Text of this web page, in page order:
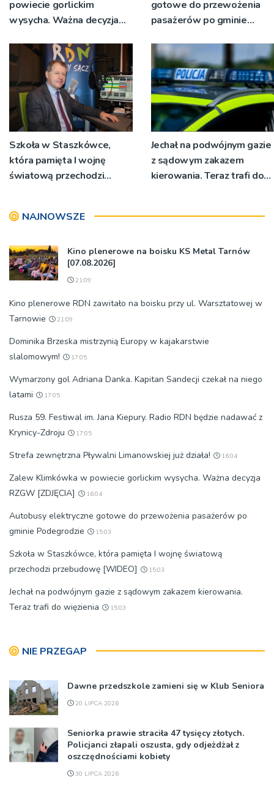
powiecie gorlickim
wysycha. Ważna decyzja
gotowe do przewożenia
pasażerów po gminie
Szkoła w Staszkówce,
która pamięta I wojnę
światową przechodzi
Jechał na podwójnym gazie
z sądowym zakazem
kierowania. Teraz trafi do
NAJNOWSZE
Kino plenerowe na boisku KS Metal Tarnów
[07.08.2026]
21:09
Kino plenerowe RDN zawitało na boisku przy ul. Warsztatowej w
Tarnowie
21:09
Dominika Brzeska mistrzynią Europy w kajakarstwie
slalomowym!
17:05
Wymarzony gol Adriana Danka. Kapitan Sandecji czekał na niego
latami
17:05
Rusza 59. Festiwal im. Jana Kiepury. Radio RDN będzie nadawać z
Krynicy-Zdroju
17:05
Strefa zewnętrzna Pływalni Limanowskiej już działa! 16:04
Zalew Klimkówka w powiecie gorlickim wysycha. Ważna decyzja
RZGW [ZDJĘCIA]
16:04
Autobusy elektryczne gotowe do przewożenia pasażerów po
gminie Podegrodzie
15:03
Szkoła w Staszkówce, która pamięta I wojnę światową
przechodzi przebudowę [WIDEO]
15:03
Jechał na podwójnym gazie z sądowym zakazem kierowania.
Teraz trafi do więzienia
15:03
NIE PRZEGAP
Dawne przedszkole zamieni się w Klub Seniora
20 LIPCA 2026
Seniorka prawie straciła 47 tysięcy złotych.
Policjanci złapali oszusta, gdy odjeżdżał z
oszczędnościami kobiety
30 LIPCA 2026